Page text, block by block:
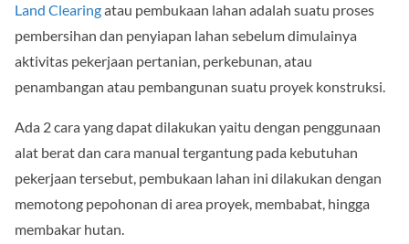
Land Clearingatau pembukaan lahan adalah suatu proses
pembersihan dan penyiapan lahan sebelum dimulainya
aktivitas pekerjaan pertanian, perkebunan, atau
penambangan atau pembangunan suatu proyek konstruksi.
Ada 2 cara yang dapat dilakukan yaitu dengan penggunaan
alat berat dan cara manual tergantung pada kebutuhan
pekerjaan tersebut, pembukaan lahan ini dilakukan dengan
memotong pepohonan di area proyek, membabat, hingga
membakar hutan.